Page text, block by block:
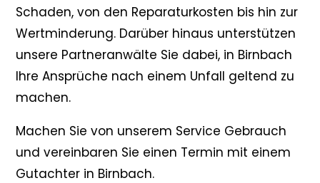
Schaden, von den Reparaturkosten bis hin zur
Wertminderung. Darüber hinaus unterstützen
unsere Partneranwälte Sie dabei, in Birnbach
Ihre Ansprüche nach einem Unfall geltend zu
machen.
Machen Sie von unserem Service Gebrauch
und vereinbaren Sie einen Termin mit einem
Gutachter in Birnbach.